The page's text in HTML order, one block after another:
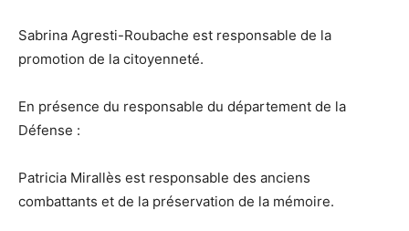
Sabrina Agresti-Roubache est responsable de la
promotion de la citoyenneté.
En présence du responsable du département de la
Défense :
Patricia Mirallès est responsable des anciens
combattants et de la préservation de la mémoire.